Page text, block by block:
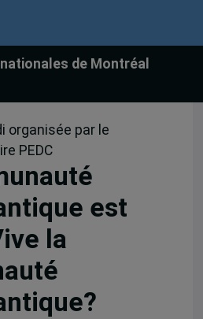
de Montréal
organisée par le
PEDC
est
la